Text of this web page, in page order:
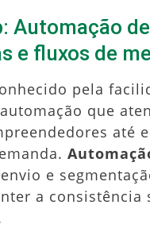
Automação de
e fluxos de
pela
que
até
e
a consistência